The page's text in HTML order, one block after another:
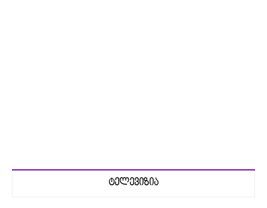
ტელევიზია